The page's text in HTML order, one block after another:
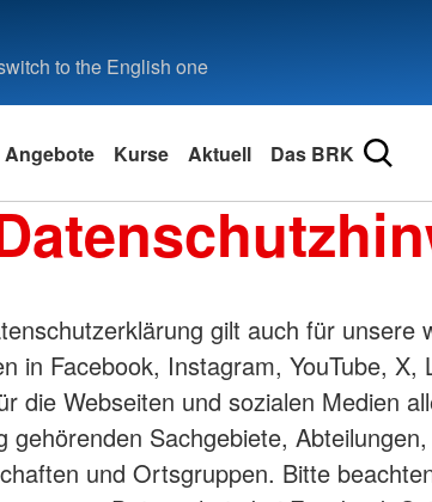
to the English one
Angebote Kurse Aktuell Das BRK
gilt auch für unsere
in Facebook, Instagram, YouTube, X,
die Webseiten und sozialen Medien
gehörenden Sachgebiete,
und Ortsgruppen. Bitte